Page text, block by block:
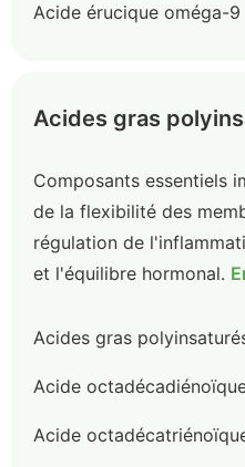
Acide érucique oméga-9
Acides gras
Composants essentiels
de la flexibilité des
régulation de
et l'équilibre hormonal.
Acides gras
Acide
Acide